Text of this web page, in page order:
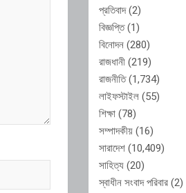
প্রতিবাদ(2)
বিজ্ঞপ্তি(1)
বিনোদন (280)
রাজধানী (219)
রাজনীতি(1,734)
লাইফস্টাইল (55)
শিক্ষা (78)
সম্পাদকীয় (16)
সারাদেশ (10,409)
সাহিত্য (20)
স্বাধীন সংবাদ পরিবার (2)